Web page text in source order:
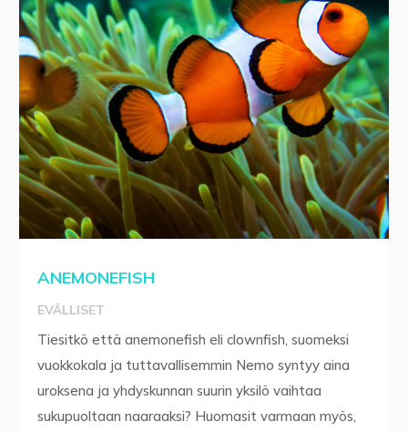
ANEMONEFISH
EVÄLLISET
Tiesitkö että anemonefish eli clownfish, suomeksi
vuokkokala ja tuttavallisemmin Nemo syntyy aina
uroksena ja yhdyskunnan suurin yksilö vaihtaa
sukupuoltaan naaraaksi? Huomasit varmaan myös,